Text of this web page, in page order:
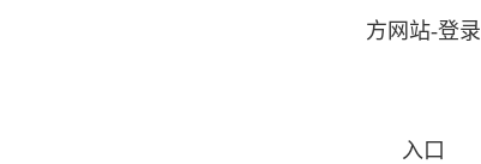
方网站-登录
入口